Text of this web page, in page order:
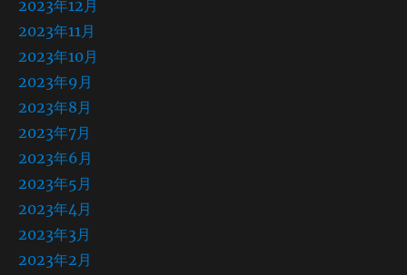
2023年12月
2023年11月
2023年10月
2023年9月
2023年8月
2023年7月
2023年6月
2023年5月
2023年4月
2023年3月
2023年2月